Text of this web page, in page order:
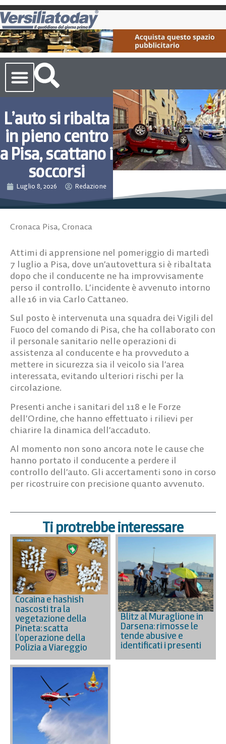
L’auto si ribalta
in pieno centro
a Pisa, scattano i
soccorsi
Luglio 8, 2026 Redazione
Cronaca Pisa, Cronaca
Attimi di apprensione nel pomeriggio di martedì
7 luglio a Pisa, dove un’autovettura si è ribaltata
dopo che il conducente ne ha improvvisamente
perso il controllo. L’incidente è avvenuto intorno
alle 16 in via Carlo Cattaneo.
Sul posto è intervenuta una squadra dei Vigili del
Fuoco del comando di Pisa, che ha collaborato con
il personale sanitario nelle operazioni di
assistenza al conducente e ha provveduto a
mettere in sicurezza sia il veicolo sia l’area
interessata, evitando ulteriori rischi per la
circolazione.
Presenti anche i sanitari del 118 e le Forze
dell’Ordine, che hanno effettuato i rilievi per
chiarire la dinamica dell’accaduto.
Al momento non sono ancora note le cause che
hanno portato il conducente a perdere il
controllo dell’auto. Gli accertamenti sono in corso
per ricostruire con precisione quanto avvenuto.
Ti protrebbe interessare
Cocaina e hashish
nascosti tra la
vegetazione della
Pineta: scatta
l’operazione della
Polizia a Viareggio
Blitz al Muraglione in
Darsena: rimosse le
tende abusive e
identificati i presenti